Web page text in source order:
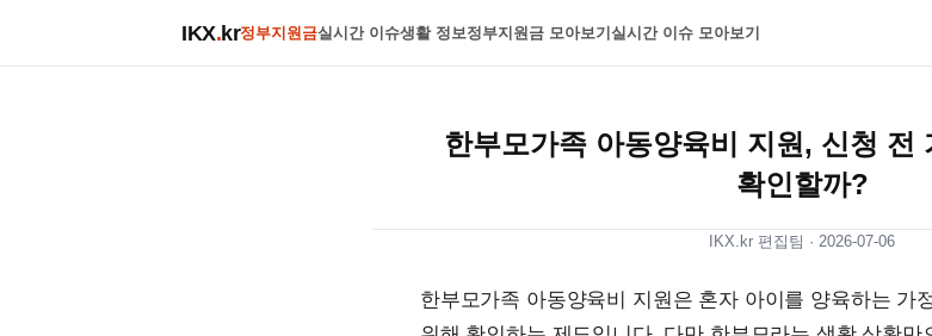
IKX.kr정부지원금실시간 이슈생활 정보정부지원금 모아보기 실시간 이슈 모아보기
한부모가족 아동양육비 지원, 신청 전
확인할까?
IKX.kr 편집팀 · 2026-07-06
한부모가족 아동양육비 지원은 혼자 아이를 양육하는 가